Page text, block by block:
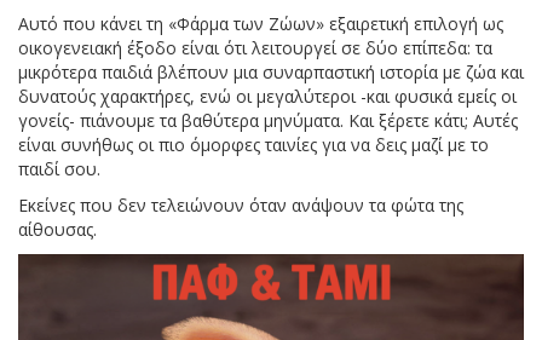
Αυτό που κάνει τη «Φάρμα των Ζώων» εξαιρετική επιλογή ως
οικογενειακή έξοδο είναι ότι λειτουργεί σε δύο επίπεδα: τα
μικρότερα παιδιά βλέπουν μια συναρπαστική ιστορία με ζώα και
δυνατούς χαρακτήρες, ενώ οι μεγαλύτεροι -και φυσικά εμείς οι
γονείς- πιάνουμε τα βαθύτερα μηνύματα. Και ξέρετε κάτι; Αυτές
είναι συνήθως οι πιο όμορφες ταινίες για να δεις μαζί με το
παιδί σου.
Εκείνες που δεν τελειώνουν όταν ανάψουν τα φώτα της
αίθουσας.